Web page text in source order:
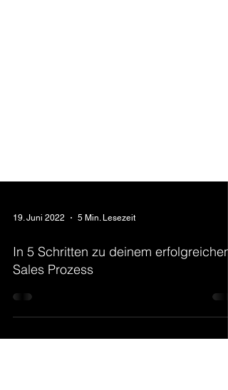
19. Juni 2022 5 Min. Lesezeit
In 5 Schritten zu deinem erfolgreichen
Sales Prozess